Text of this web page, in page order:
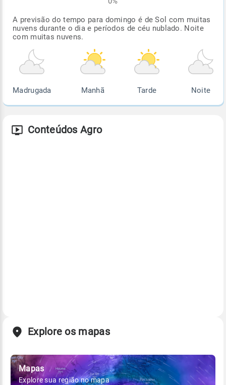
A previsão do tempo para domingo é de Sol com muitas
nuvens durante o dia e períodos de céu nublado. Noite
com muitas nuvens.
Madrugada Manhã Tarde Noite
Conteúdos Agro
Explore os mapas
Mapas
Explore sua região no mapa